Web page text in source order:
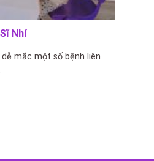
Nhí
mắc một số bệnh liên